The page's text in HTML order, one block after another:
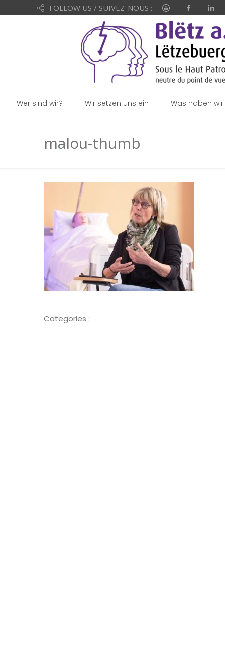
FOLLOW US / SUIVEZ-NOUS :
Wer sind wir? Wir setzen uns ein Was haben wir
malou-thumb
Categories :